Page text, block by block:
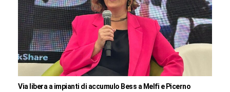
Via libera a impianti di accumulo Bess a Melfi e Picerno